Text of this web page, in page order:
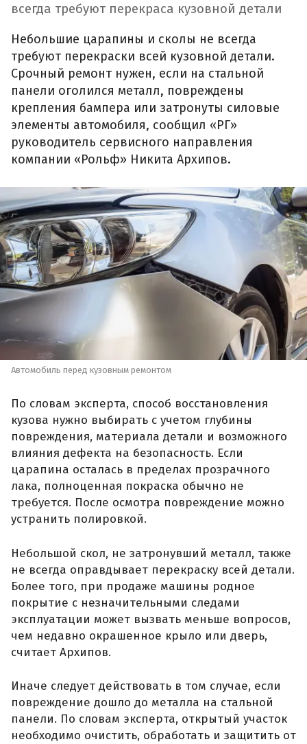
всегда требуют перекраса кузовной детали
Небольшие царапины и сколы не всегда
требуют перекраски всей кузовной детали.
Срочный ремонт нужен, если на стальной
панели оголился металл, повреждены
крепления бампера или затронуты силовые
элементы автомобиля, сообщил «РГ»
руководитель сервисного направления
компании «Рольф» Никита Архипов.
Автомобиль перед кузовным ремонтом
По словам эксперта, способ восстановления
кузова нужно выбирать с учетом глубины
повреждения, материала детали и возможного
влияния дефекта на безопасность. Если
царапина осталась в пределах прозрачного
лака, полноценная покраска обычно не
требуется. После осмотра повреждение можно
устранить полировкой.
Небольшой скол, не затронувший металл, также
не всегда оправдывает перекраску всей детали.
Более того, при продаже машины родное
покрытие с незначительными следами
эксплуатации может вызвать меньше вопросов,
чем недавно окрашенное крыло или дверь,
считает Архипов.
Иначе следует действовать в том случае, если
повреждение дошло до металла на стальной
панели. По словам эксперта, открытый участок
необходимо очистить, обработать и защитить от